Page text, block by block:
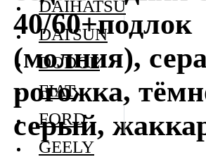
40/60+подлок
(молния),
рогожка,
серый,
DAIHATSU
DATSUN
DODGE
FIAT
FORD
GEELY